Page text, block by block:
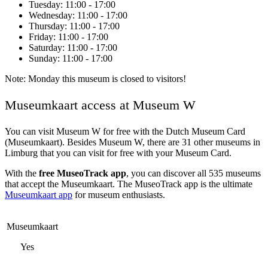
Tuesday: 11:00 - 17:00
Wednesday: 11:00 - 17:00
Thursday: 11:00 - 17:00
Friday: 11:00 - 17:00
Saturday: 11:00 - 17:00
Sunday: 11:00 - 17:00
Note: Monday this museum is closed to visitors!
Museumkaart access at Museum W
You can visit Museum W for free with the Dutch Museum Card
(Museumkaart). Besides Museum W, there are 31 other museums in
Limburg that you can visit for free with your Museum Card.
With the free MuseoTrack app, you can discover all 535 museums
that accept the Museumkaart. The MuseoTrack app is the ultimate
Museumkaart app for museum enthusiasts.
Museumkaart
Yes